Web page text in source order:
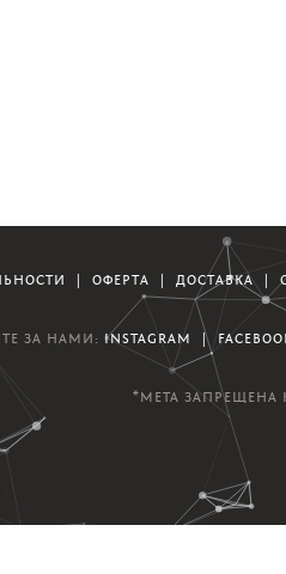
ОФЕРТА ДОСТАВКА
ЗА НАМИ: INSTAGRAM |
*META